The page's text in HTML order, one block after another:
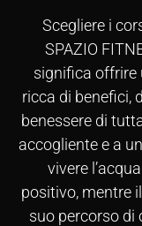
Scegliere i
SPAZIO
significa offrire
ricca di benefici,
benessere di
accogliente e a
vivere
positivo, mentre
suo percorso di